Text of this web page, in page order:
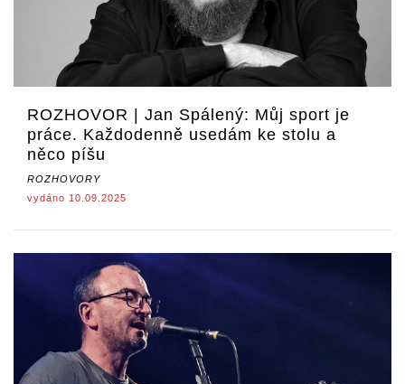
ROZHOVOR | Jan Spálený: Můj sport je
práce. Každodenně usedám ke stolu a
něco píšu
ROZHOVORY
vydáno 10.09.2025